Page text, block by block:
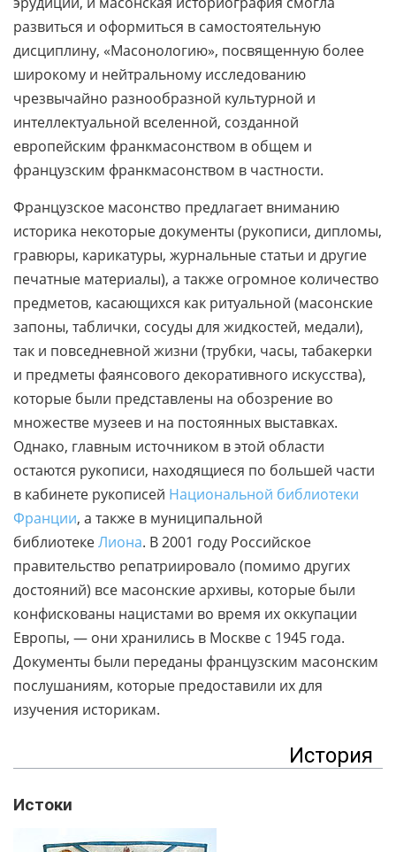
развиться и оформиться в самостоятельную
дисциплину, «Масонологию», посвященную более
широкому и нейтральному исследованию
чрезвычайно разнообразной культурной и
интеллектуальной вселенной, созданной
европейским франкмасонством в общем и
французским франкмасонством в частности.
Французское масонство предлагает вниманию
историка некоторые документы (рукописи, дипломы,
гравюры, карикатуры, журнальные статьи и другие
печатные материалы), а также огромное количество
предметов, касающихся как ритуальной (масонские
запоны, таблички, сосуды для жидкостей, медали),
так и повседневной жизни (трубки, часы, табакерки
и предметы фаянсового декоративного искусства),
которые были представлены на обозрение во
множестве музеев и на постоянных выставках.
Однако, главным источником в этой области
остаются рукописи, находящиеся по большей части
в кабинете рукописей Национальной библиотеки
Франции, а также в муниципальной
библиотекеЛиона. В 2001 году Российское
правительство репатриировало (помимо других
достояний) все масонские архивы, которые были
конфискованы нацистами во время их оккупации
Европы, — они хранились в Москве с 1945 года.
Документы были переданы французским масонским
послушаниям, которые предоставили их для
изучения историкам.
История
Истоки